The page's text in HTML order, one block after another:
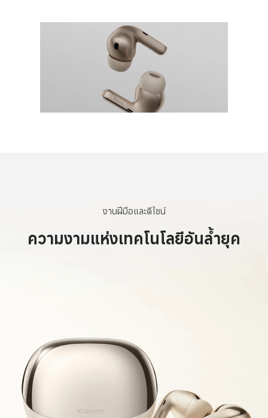
งานฝีมือและดีไซน์
ความงามแห่งเทคโนโลยีอันล้ำยุค